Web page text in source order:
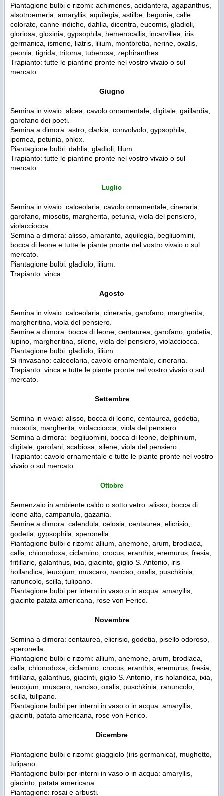
Piantagione bulbi e rizomi: achimenes, acidantera, agapanthus,
alsotroemeria, amaryllis, aquilegia, astilbe, begonie, calle
colorate, canne indiche, dahlia, dicentra, eucomis, gladioli,
gloriosa, gloxinia, gypsophila, hemerocallis, incarvillea, iris
germanica, ismene, liatris, lilium, montbretia, nerine, oxalis,
peonia, tigrida, tritoma, tuberosa, zephiranthes.
Trapianto: tutte le piantine pronte nel vostro vivaio o sul
mercato.
Giugno
Semina in vivaio: alcea, cavolo ornamentale, digitale, gaillardia,
garofano dei poeti.
Semina a dimora: astro, clarkia, convolvolo, gypsophila,
ipomea, petunia, phlox.
Piantagione bulbi: dahlia, gladioli, lilum.
Trapianto: tutte le piantine pronte nel vostro vivaio o sul
mercato.
Luglio
Semina in vivaio: calceolaria, cavolo ornamentale, cineraria,
garofano, miosotis, margherita, petunia, viola del pensiero,
violacciocca.
Semina a dimora: alisso, amaranto, aquilegia, begliuomini,
bocca di leone e tutte le piante pronte nel vostro vivaio o sul
mercato.
Piantagione bulbi: gladiolo, lilium.
Trapianto: vinca.
Agosto
Semina in vivaio: calceolaria, cineraria, garofano, margherita,
margheritina, viola del pensiero.
Semine a dimora: bocca di leone, centaurea, garofano, godetia,
lupino, margheritina, silene, viola del pensiero, violacciocca.
Piantagione bulbi: gladiolo, lilium.
Si rinvasano: calceolaria, cavolo ornamentale, cineraria.
Trapianto: vinca e tutte le piante pronte nel vostro vivaio o sul
mercato.
Settembre
Semina in vivaio: alisso, bocca di leone, centaurea, godetia,
miosotis, margherita, violacciocca, viola del pensiero.
Semina a dimora: begliuomini, bocca di leone, delphinium,
digitale, garofani, scabiosa, silene, viola del pensiero.
Trapianto: cavolo ornamentale e tutte le piante pronte nel vostro
vivaio o sul mercato.
Ottobre
Semenzaio in ambiente caldo o sotto vetro: alisso, bocca di
leone alta, campanula, gazania.
Semine a dimora: calendula, celosia, centaurea, elicrisio,
godetia, gypsophila, speronella.
Piantagione bulbi e rizomi: allium, anemone, arum, brodiaea,
calla, chionodoxa, ciclamino, crocus, eranthis, eremurus, fresia,
fritillarie, galanthus, ixia, giacinto, giglio S. Antonio, iris
hollandica, leucojum, muscaro, narciso, oxalis, puschkinia,
ranuncolo, scilla, tulipano.
Piantagione bulbi per interni in vaso o in acqua: amaryllis,
giacinto patata americana, rose von Ferico.
Novembre
Semina a dimora: centaurea, elicrisio, godetia, pisello odoroso,
speronella.
Piantagione bulbi e rizomi: allium, anemone, arum, brodiaea,
calla, chionodoxa, ciclamino, crocus, eranthis, eremurus, fresia,
fritillaria, galanthus, giacinti, giglio S. Antonio, iris holandica, ixia,
leucojum, muscaro, narciso, oxalis, puschkinia, ranuncolo,
scilla, tulipano.
Piantagione bulbi per interni in vaso o in acqua: amaryllis,
giacinti, patata americana, rose von Ferico.
Dicembre
Piantagione bulbi e rizomi: giaggiolo (iris germanica), mughetto,
tulipano.
Piantagione bulbi per interni in vaso o in acqua: amaryllis,
giacinto, patata americana.
Piantagione: rosai e arbusti.